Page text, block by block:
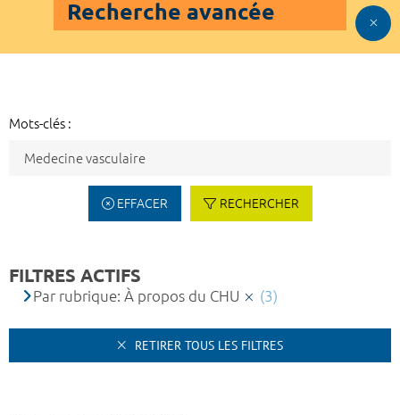
Recherche avancée
Mots-clés :
EFFACER RECHERCHER
FILTRES ACTIFS
Par rubrique: À propos du CHU (3)
RETIRER TOUS LES FILTRES